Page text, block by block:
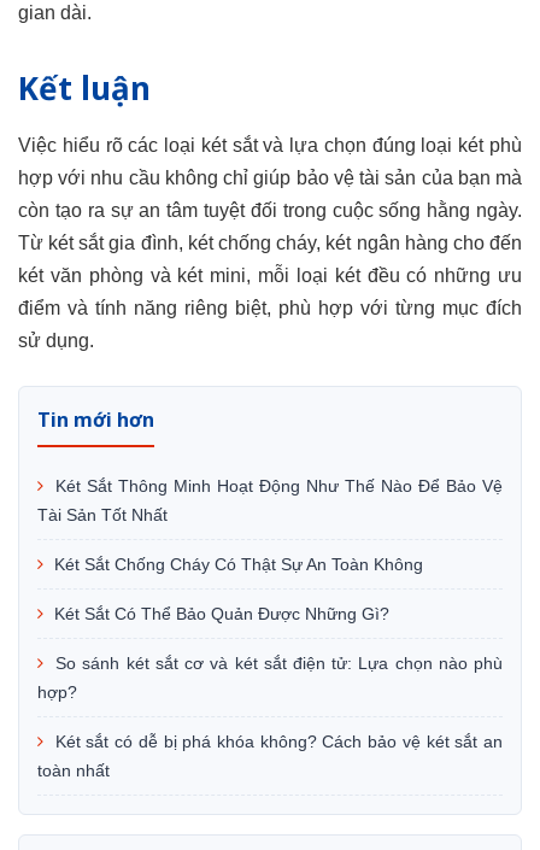
gian dài.
Kết luận
Việc hiểu rõ các loại két sắt và lựa chọn đúng loại két phù
hợp với nhu cầu không chỉ giúp bảo vệ tài sản của bạn mà
còn tạo ra sự an tâm tuyệt đối trong cuộc sống hằng ngày.
Từ két sắt gia đình, két chống cháy, két ngân hàng cho đến
két văn phòng và két mini, mỗi loại két đều có những ưu
điểm và tính năng riêng biệt, phù hợp với từng mục đích
sử dụng.
Tin mới hơn
Két Sắt Thông Minh Hoạt Động Như Thế Nào Để Bảo Vệ
Tài Sản Tốt Nhất
Két Sắt Chống Cháy Có Thật Sự An Toàn Không
Két Sắt Có Thể Bảo Quản Được Những Gì?
So sánh két sắt cơ và két sắt điện tử: Lựa chọn nào phù
hợp?
Két sắt có dễ bị phá khóa không? Cách bảo vệ két sắt an
toàn nhất